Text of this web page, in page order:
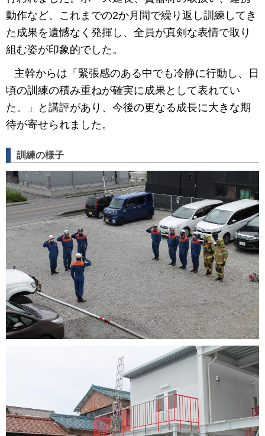
動作など、これまでの2か月間で繰り返し訓練してき
た成果を遺憾なく発揮し、全員が真剣な表情で取り
組む姿が印象的でした。
主幹からは「緊張感のある中でも冷静に行動し、日
頃の訓練の積み重ねが確実に成果として表れてい
た。」と講評があり、今後の更なる成長に大きな期
待が寄せられました。
訓練の様子